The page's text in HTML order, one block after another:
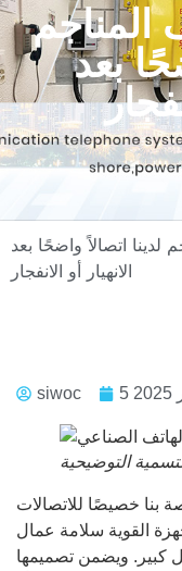
بعد
اتصالاً واضحًا بعد
siwoc
التوضيحية
بنا خصيصًا للاتصالات
القوية سلامة عمال
كبير. ويضمن تصميمها